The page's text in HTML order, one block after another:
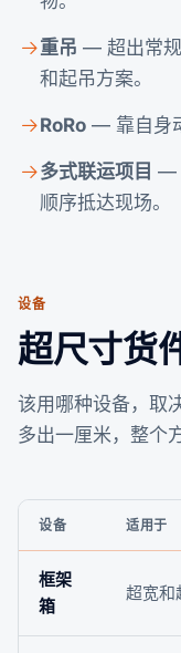
重吊 — 超出常
和起吊方案。
RoRo — 靠自身
多式联运项目 —
顺序抵达现场。
设备
超尺寸货
该用哪种设备，取
多出一厘米，整个
设备 适用于
框架
箱
超宽和